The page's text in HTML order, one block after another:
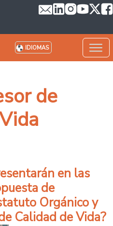
IDIOMAS
de
en las
de
Orgánico y
Calidad de Vida?